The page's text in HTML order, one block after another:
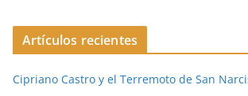
Artículos recientes
Cipriano Castro y el Terremoto de San